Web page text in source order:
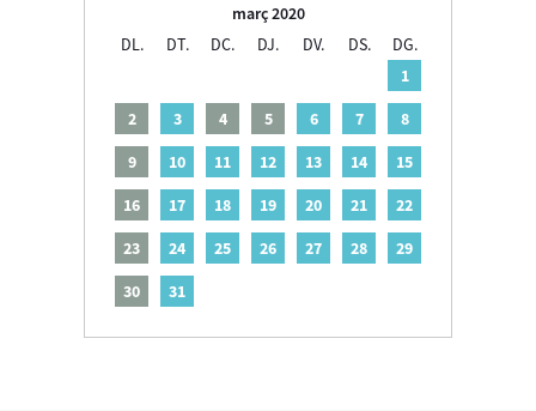
març 2020
DL.
DT. DC. DJ. DV. DS.
DG.
1
2
3 4 5 6 7
8
9
10 11 12 13 14
15
16
17 18 19 20 21
22
23
24 25 26 27 28
29
30
31